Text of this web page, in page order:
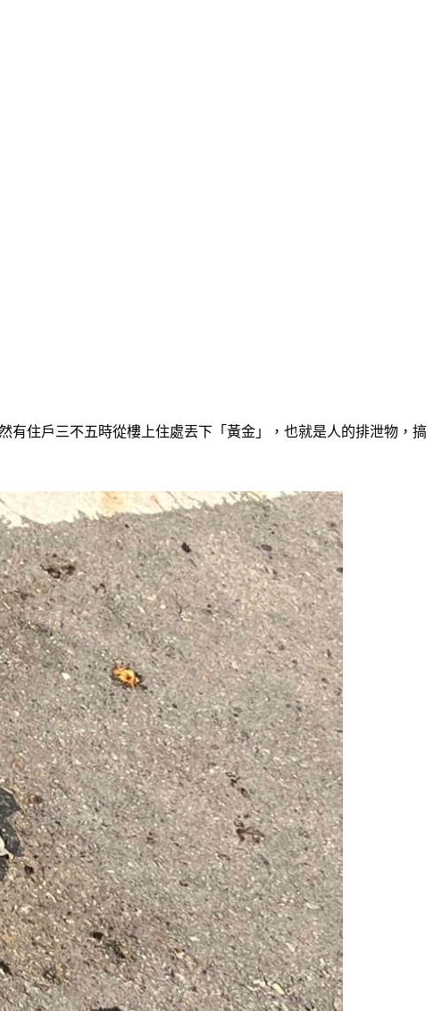
有住戶三不五時從樓上住處丟下「黃金」，也就是人的排泄物，搞